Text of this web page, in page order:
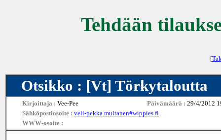
Tehdään
[
Otsikko : [Vt] Törkytaloutta
Kirjoittaja : Vee-Pee Päivämäärä : 29/4/2012
Sähköpostiosoite : veli-pekka.multanen#wippies.fi
WWW-osoite :